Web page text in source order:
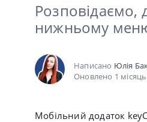
Розповідаємо,
нижньому меню
Написано Юлія
Оновлено 1
Мобільний додаток